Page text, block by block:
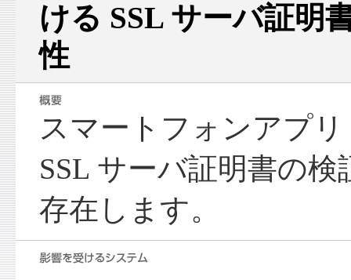
ける SSL サーバ証明
性
スマートフォンアプリ
SSL サーバ証明書の
存在します。